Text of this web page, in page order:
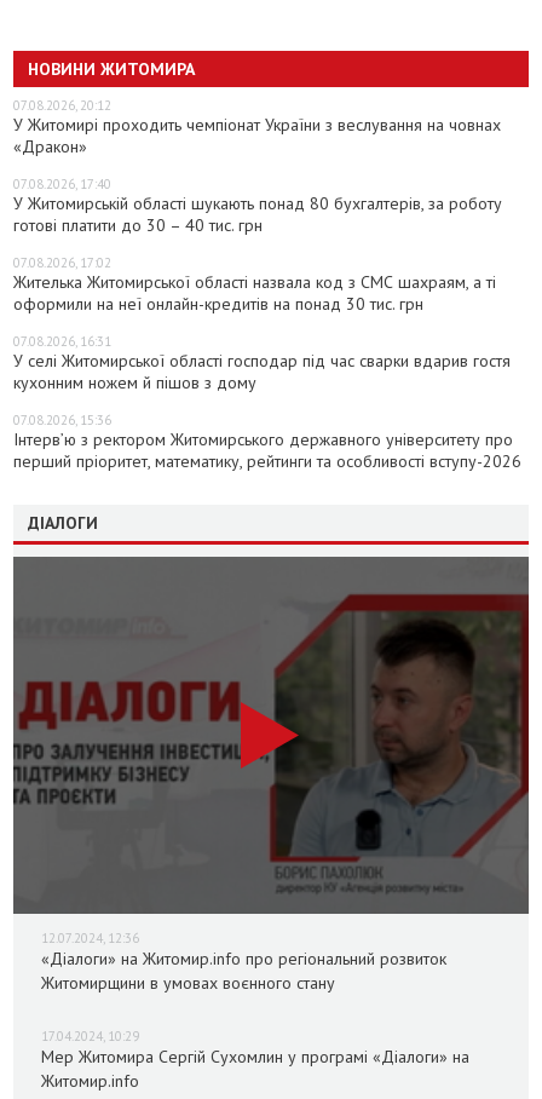
НОВИНИ ЖИТОМИРА
07.08.2026, 20:12
У Житомирі проходить чемпіонат України з веслування на човнах
«Дракон»
07.08.2026, 17:40
У Житомирській області шукають понад 80 бухгалтерів, за роботу
готові платити до 30 – 40 тис. грн
07.08.2026, 17:02
Жителька Житомирської області назвала код з СМС шахраям, а ті
оформили на неї онлайн-кредитів на понад 30 тис. грн
07.08.2026, 16:31
У селі Житомирської області господар під час сварки вдарив гостя
кухонним ножем й пішов з дому
07.08.2026, 15:36
Інтерв’ю з ректором Житомирського державного університету про
перший пріоритет, математику, рейтинги та особливості вступу-2026
ДІАЛОГИ
12.07.2024, 12:36
«Діалоги» на Житомир.info про регіональний розвиток
Житомирщини в умовах воєнного стану
17.04.2024, 10:29
Мер Житомира Сергій Сухомлин у програмі «Діалоги» на
Житомир.info